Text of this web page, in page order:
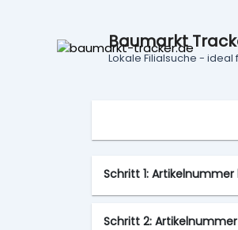
Baumarkt
Lokale Filialsuche -
Schritt 1:
Schritt 2: